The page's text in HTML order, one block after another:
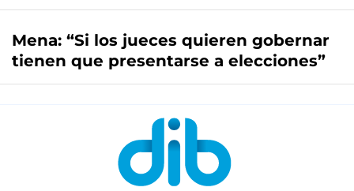
Mena: “Si los jueces quieren gobernar
tienen que presentarse a elecciones”